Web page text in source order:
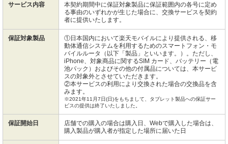
サービス内容
本契約期間中に保証対象製品に保証範囲内の各号に定め
る事由のいずれかが生じた場合に、交換サービスを契約
者に提供いたします。
保証対象製品
①日本国内において楽天モバイルにより提供される、移
動体通信システムを利用するためのスマートフォン・モ
バイルルータ（以下「製品」といいます。）。ただし、
iPhone、対象商品に関するSIM カード、バッテリー（電
池パック）およびその他の付属品については、本サービ
スの対象外とさせていただきます。
②本サービスの利用により交換された場合の交換品を含
みます。
※2021年11月7日(日)をもちまして、タブレット製品への保証サー
ビスの提供は終了いたしました。
保証開始日
店舗での購入の場合は購入日、Webで購入した場合は、
購入製品が購入者が指定した場所に届いた日